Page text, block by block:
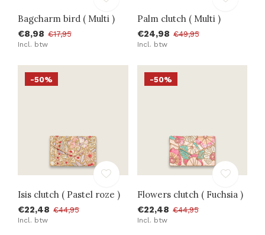
Bagcharm bird ( Multi )
€8,98 €17,95
Incl. btw
Palm clutch ( Multi )
€24,98 €49,95
Incl. btw
-50%
Isis clutch ( Pastel roze )
€22,48 €44,95
Incl. btw
-50%
Flowers clutch ( Fuchsia )
€22,48 €44,95
Incl. btw